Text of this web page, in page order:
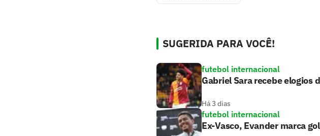
SUGERIDA PARA VOCÊ!
futebol internacional
Gabriel Sara recebe elogios
Há 3 dias
futebol internacional
Ex-Vasco, Evander marca